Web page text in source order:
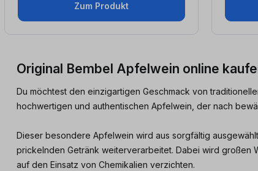
Zum Produkt
Original Bembel Apfelwein online
Du möchtest den einzigartigen Geschmack von
hochwertigen und authentischen Apfelwein, der nach
Dieser besondere Apfelwein wird aus sorgfältig
prickelnden Getränk weiterverarbeitet. Dabei wird großen
auf den Einsatz von Chemikalien verzichten.